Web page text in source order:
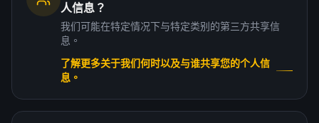
人信息？
我们可能在特定情况下与特定类别的第三方共享信
息。
了解更多关于我们何时以及与谁共享您的个人信
息。